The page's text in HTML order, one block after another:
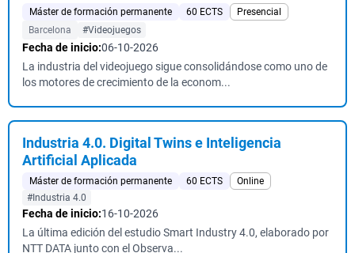
Máster de formación permanente 60 ECTS
Presencial
Barcelona
#Videojuegos
Fecha de inicio:06-10-2026
La industria del videojuego sigue consolidándose como uno de
los motores de crecimiento de la econom...
Industria 4.0. Digital Twins e Inteligencia
Artificial Aplicada
Máster de formación permanente 60 ECTS
Online
#Industria 4.0
Fecha de inicio:16-10-2026
La última edición del estudio Smart Industry 4.0, elaborado por
NTT DATA junto con el Observa...